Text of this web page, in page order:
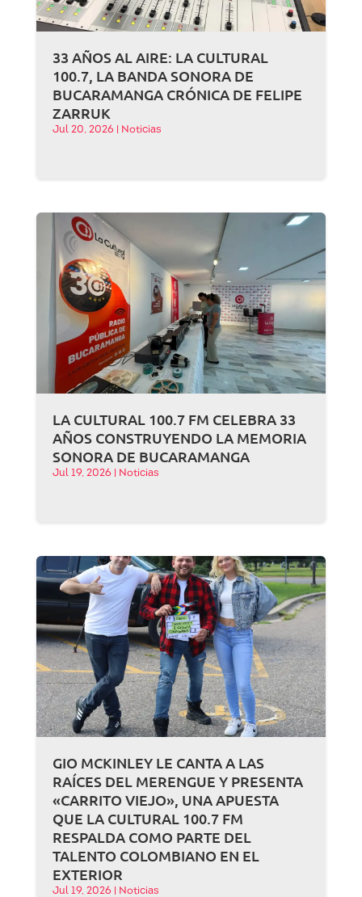
33 AÑOS AL AIRE: LA CULTURAL
100.7, LA BANDA SONORA DE
BUCARAMANGA CRÓNICA DE FELIPE
ZARRUK
Jul 20, 2026 Noticias
LA CULTURAL 100.7 FM CELEBRA 33
AÑOS CONSTRUYENDO LA MEMORIA
SONORA DE BUCARAMANGA
Jul 19, 2026 Noticias
GIO MCKINLEY LE CANTA A LAS
RAÍCES DEL MERENGUE Y PRESENTA
«CARRITO VIEJO», UNA APUESTA
QUE LA CULTURAL 100.7 FM
RESPALDA COMO PARTE DEL
TALENTO COLOMBIANO EN EL
EXTERIOR
Jul 19, 2026 Noticias